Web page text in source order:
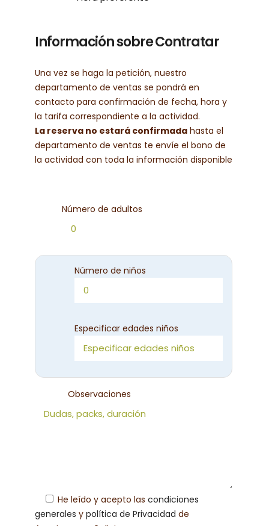
Información sobre Contratar
Una vez se haga la petición, nuestro
departamento de ventas se pondrá en
contacto para confirmación de fecha, hora y
la tarifa correspondiente a la actividad.
La reserva no estará confirmada hasta el
departamento de ventas te envíe el bono de
la actividad con toda la información disponible
Número de adultos
Número de niños
Especificar edades niños
Observaciones
He leído y acepto lascondiciones
generales ypolítica de Privacidadde